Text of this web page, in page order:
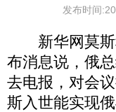
发布时间
新华网莫斯
布消息说，俄
去电报，对会
斯入世能实现